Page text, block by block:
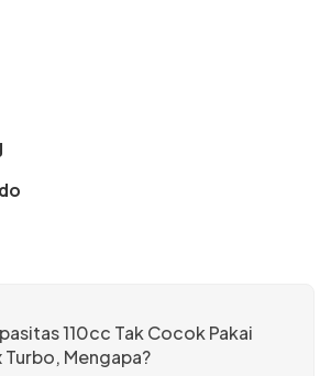
110cc Tak Cocok Pakai
Turbo, Mengapa?